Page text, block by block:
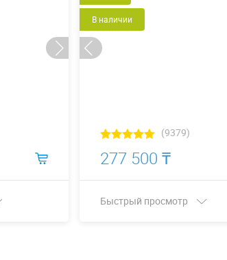
В наличии
(9379)
277 500 ₸
Быстрый просмотр